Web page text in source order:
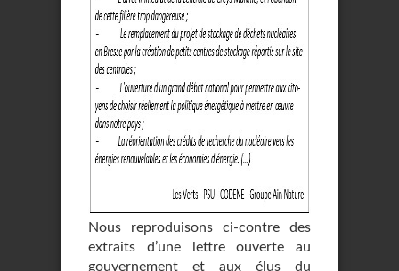
Nous reproduisons ci-contre des
extraits d’une lettre ouverte au
gouvernement et aux élus du